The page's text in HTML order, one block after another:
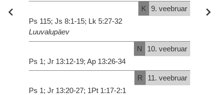
K
9. veebruar
Ps 115; Js 8:1-15; Lk 5:27-32
Luuvalupäev
N
10. veebruar
Ps 1; Jr 13:12-19; Ap 13:26-34
R
11. veebruar
Ps 1; Jr 13:20-27; 1Pt 1:17-2:1